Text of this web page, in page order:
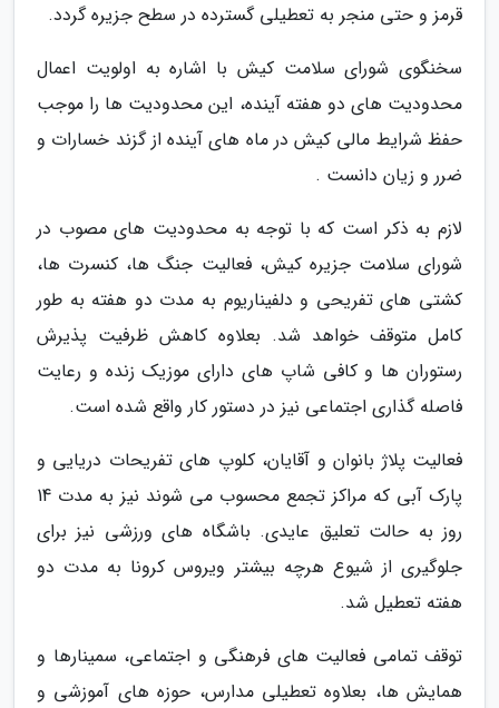
قرمز و حتی منجر به تعطیلی گسترده در سطح جزیره گردد.
سخنگوی شورای سلامت کیش با اشاره به اولویت اعمال
محدودیت های دو هفته آینده، این محدودیت ها را موجب
حفظ شرایط مالی کیش در ماه های آینده از گزند خسارات و
ضرر و زیان دانست .
لازم به ذکر است که با توجه به محدودیت های مصوب در
شورای سلامت جزیره کیش، فعالیت جنگ ها، کنسرت ها،
کشتی های تفریحی و دلفیناریوم به مدت دو هفته به طور
کامل متوقف خواهد شد. بعلاوه کاهش ظرفیت پذیرش
رستوران ها و کافی شاپ های دارای موزیک زنده و رعایت
فاصله گذاری اجتماعی نیز در دستور کار واقع شده است.
فعالیت پلاژ بانوان و آقایان، کلوپ های تفریحات دریایی و
پارک آبی که مراکز تجمع محسوب می شوند نیز به مدت 14
روز به حالت تعلیق عایدی. باشگاه های ورزشی نیز برای
جلوگیری از شیوع هرچه بیشتر ویروس کرونا به مدت دو
هفته تعطیل شد.
توقف تمامی فعالیت های فرهنگی و اجتماعی، سمینارها و
همایش ها، بعلاوه تعطیلی مدارس، حوزه های آموزشی و